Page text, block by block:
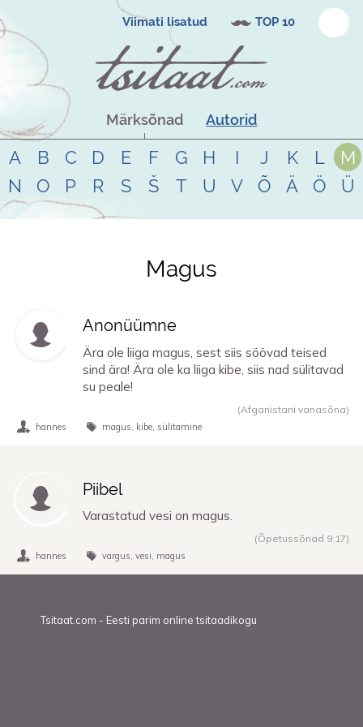
Viimati lisatud TOP 10
Märksõnad Autorid
A B C D E F G H I J K L
M
N
O P R S Š T U V Õ Ä Ö Ü
Tsitaadid teemalmagus
Magus
Anonüümne
Ära ole liiga magus, sest siis söövad teised
sind ära! Ära ole ka liiga kibe, siis nad sülitavad
su peale!
(Afganistani vanasõna)
hannes magus kibe sülitamine
Piibel
Varastatud vesi on magus.
(Õpetussõnad 9:17)
hannes vargus vesi magus
Tsitaat.com - Eesti parim online tsitaadikogu